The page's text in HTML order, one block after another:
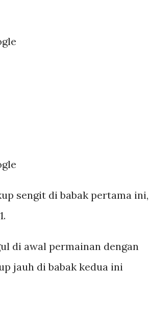
sengit di babak pertama ini,
di awal permainan dengan
jauh di babak kedua ini